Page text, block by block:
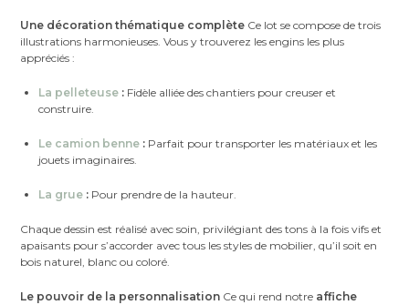
Une décoration thématique complète Ce lot se compose de trois
illustrations harmonieuses. Vous y trouverez les engins les plus
appréciés :
La pelleteuse : Fidèle alliée des chantiers pour creuser et
construire.
Le camion benne : Parfait pour transporter les matériaux et les
jouets imaginaires.
La grue : Pour prendre de la hauteur.
Chaque dessin est réalisé avec soin, privilégiant des tons à la fois vifs et
apaisants pour s’accorder avec tous les styles de mobilier, qu’il soit en
bois naturel, blanc ou coloré.
Le pouvoir de la personnalisation Ce qui rend notre affiche